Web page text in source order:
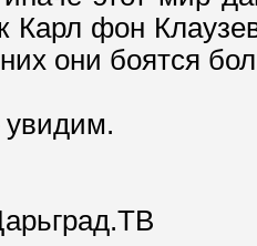
Карл фон
они боятся